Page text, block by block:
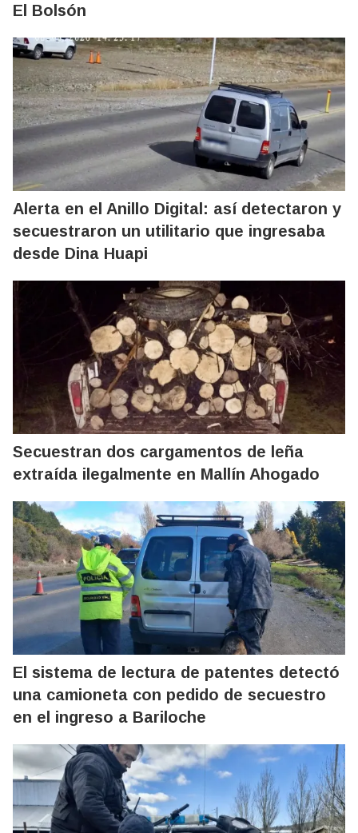
El Bolsón
Alerta en el Anillo Digital: así detectaron y
secuestraron un utilitario que ingresaba
desde Dina Huapi
Secuestran dos cargamentos de leña
extraída ilegalmente en Mallín Ahogado
El sistema de lectura de patentes detectó
una camioneta con pedido de secuestro
en el ingreso a Bariloche